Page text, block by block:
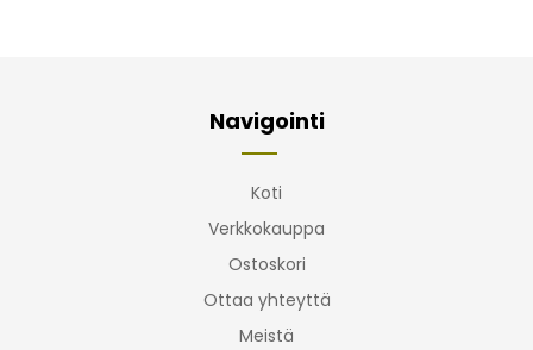
Navigointi
Koti
Verkkokauppa
Ostoskori
Ottaa yhteyttä
Meistä